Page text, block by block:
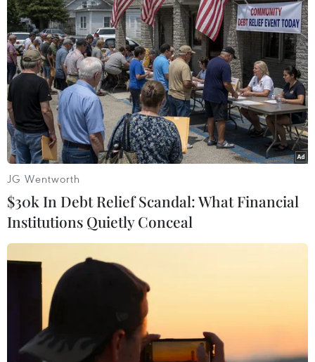
TIN LIÊN QUAN
ASIAD 17: Điền kinh và vật chính thức
bước vào cuộc tranh tài
JG Wentworth
$30k In Debt Relief Scandal: What Financial
Institutions Quietly Conceal